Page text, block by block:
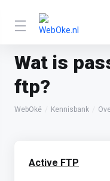
Wat is
ftp?
WebOké Kennisbank
Active FTP